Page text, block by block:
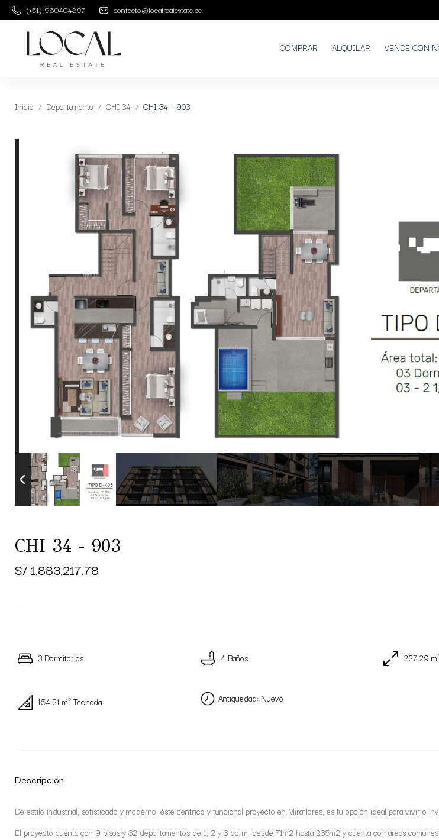
(+51) 960404397 contacto@localrealestate.pe
COMPRAR ALQUILAR VENDE CON
Inicio Departamento CHI 34 CHI 34 – 903
CHI 34 - 903
S/ 1,883,217.78
3 Dormitorios 4 Baños 227.29 m
154.21 m2 Techada Antiguedad: Nuevo
Descripción
De estilo industrial, sofisticado y moderno, éste céntrico y funcional proyecto en Miraflores, es tu opción ideal para vivir o
El proyecto cuenta con 9 pisos y 32 departamentos de 1, 2 y 3 dorm. desde 71m2 hasta 235m2 y cuenta con áreas